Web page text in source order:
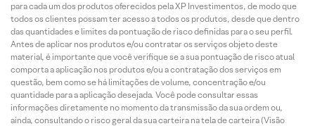
para cada um dos produtos oferecidos pela XP Investimentos, de modo que
todos os clientes possam ter acesso a todos os produtos, desde que dentro
das quantidades e limites da pontuação de risco definidas para o seu perfil.
Antes de aplicar nos produtos e/ou contratar os serviços objeto deste
material, é importante que você verifique se a sua pontuação de risco atual
comporta a aplicação nos produtos e/ou a contratação dos serviços em
questão, bem como se há limitações de volume, concentração e/ou
quantidade para a aplicação desejada. Você pode consultar essas
informações diretamente no momento da transmissão da sua ordem ou,
ainda, consultando o risco geral da sua carteira na tela de carteira (Visão